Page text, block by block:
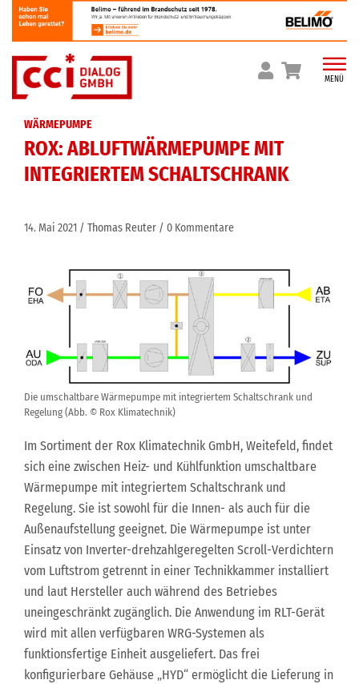
Skip
to
content
MENÜ
WÄRMEPUMPE
ROX: ABLUFTWÄRMEPUMPE MIT
INTEGRIERTEM SCHALTSCHRANK
14. Mai 2021 Thomas Reuter 0 Kommentare
Die umschaltbare Wärmepumpe mit integriertem Schaltschrank und
Regelung (Abb. © Rox Klimatechnik)
Im Sortiment der Rox Klimatechnik GmbH, Weitefeld, findet
sich eine zwischen Heiz- und Kühlfunktion umschaltbare
Wärmepumpe mit integriertem Schaltschrank und
Regelung. Sie ist sowohl für die Innen- als auch für die
Außenaufstellung geeignet. Die Wärmepumpe ist unter
Einsatz von Inverter-drehzahlgeregelten Scroll-Verdichtern
vom Luftstrom getrennt in einer Technikkammer installiert
und laut Hersteller auch während des Betriebes
uneingeschränkt zugänglich. Die Anwendung im RLT-Gerät
wird mit allen verfügbaren WRG-Systemen als
funktionsfertige Einheit ausgeliefert. Das frei
konfigurierbare Gehäuse „HYD“ ermöglicht die Lieferung in